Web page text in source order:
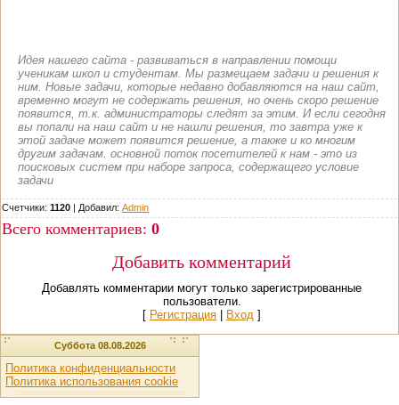
Идея нашего сайта - развиваться в направлении помощи
ученикам школ и студентам. Мы размещаем задачи и решения к
ним. Новые задачи, которые недавно добавляются на наш сайт,
временно могут не содержать решения, но очень скоро решение
появится, т.к. администраторы следят за этим. И если сегодня
вы попали на наш сайт и не нашли решения, то завтра уже к
этой задаче может появится решение, а также и ко многим
другим задачам. основной поток посетителей к нам - это из
поисковых систем при наборе запроса, содержащего условие
задачи
Счетчики: 1120 | Добавил: Admin
Всего комментариев: 0
Добавить комментарий
Добавлять комментарии могут только зарегистрированные
пользователи.
[ Регистрация Вход ]
Суббота 08.08.2026
Политика конфиденциальности
Политика использования cookie